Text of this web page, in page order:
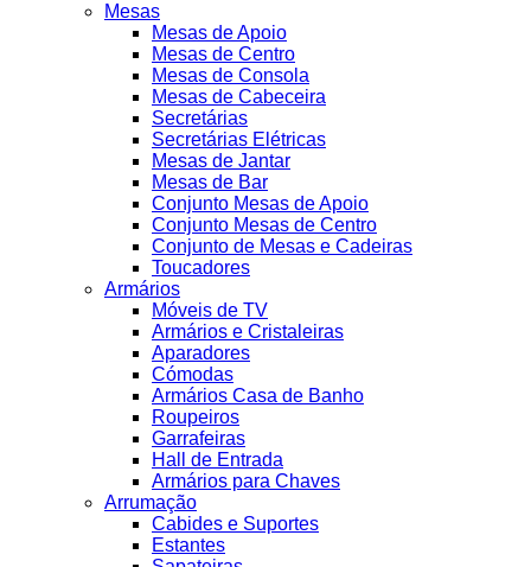
Mesas
Mesas de Apoio
Mesas de Centro
Mesas de Consola
Mesas de Cabeceira
Secretárias
Secretárias Elétricas
Mesas de Jantar
Mesas de Bar
Conjunto Mesas de Apoio
Conjunto Mesas de Centro
Conjunto de Mesas e Cadeiras
Toucadores
Armários
Móveis de TV
Armários e Cristaleiras
Aparadores
Cómodas
Armários Casa de Banho
Roupeiros
Garrafeiras
Hall de Entrada
Armários para Chaves
Arrumação
Cabides e Suportes
Estantes